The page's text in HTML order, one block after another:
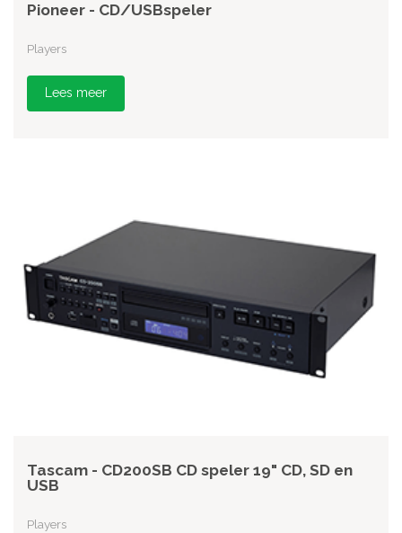
Pioneer - CD/USBspeler
Players
Lees meer
Tascam - CD200SB CD speler 19" CD, SD en
USB
Players